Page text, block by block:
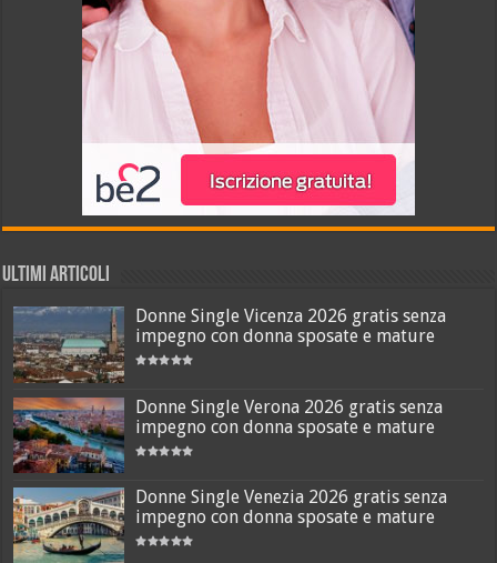
ULTIMI ARTICOLI
Donne Single Vicenza 2026 gratis senza
impegno con donna sposate e mature
Donne Single Verona 2026 gratis senza
impegno con donna sposate e mature
Donne Single Venezia 2026 gratis senza
impegno con donna sposate e mature